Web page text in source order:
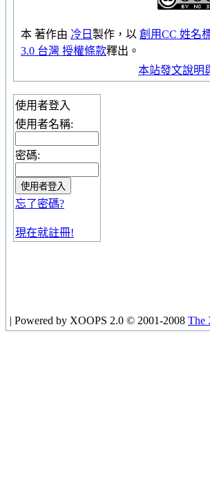
本 著作由 冷日 製作，以 創用CC 姓名
3.0 台灣 授權條款釋出。
本站發文說明
使用者登入
使用者名稱:
密碼:
忘了密碼?
現在就註冊!
| Powered by XOOPS 2.0 © 2001-2008 The